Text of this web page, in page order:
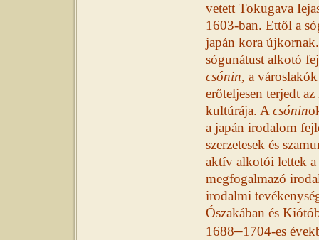
vetett Tokugava
1603-ban. Ettől a
japán kora
sógunátust alkotó
csónin, a
erőteljesen terjedt
kultúrája. A csónin
a japán irodalom
szerzetesek és
aktív alkotói lettek a
megfogalmazó
irodalmi
Ószakában és
1688–1704-es